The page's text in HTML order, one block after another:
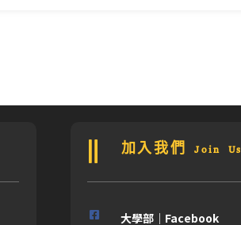
加入我們 Join Us
大學部｜Facebook